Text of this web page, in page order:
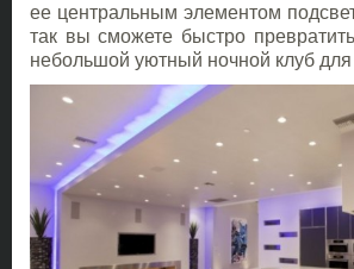
ее центральным элементом
так вы сможете быстро
небольшой уютный ночной клуб для